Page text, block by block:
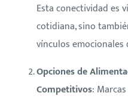
Esta conectividad es
cotidiana, sino
vínculos emocionales
Opciones de
Competitivos: